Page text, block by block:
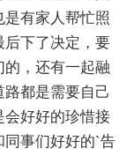
有家人帮忙照
后下了决定，要
，还有一起融
都是需要自己
会好好的珍惜接
同事们好好的`告